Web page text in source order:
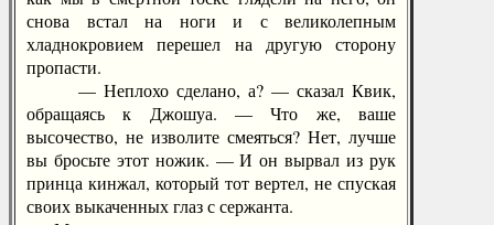
снова встал на ноги и с великолепным
хладнокровием перешел на другую сторону
пропасти.
— Неплохо сделано, а? — сказал Квик,
обращаясь к Джошуа. — Что же, ваше
высочество, не изволите смеяться? Нет, лучше
вы бросьте этот ножик. — И он вырвал из рук
принца кинжал, который тот вертел, не спуская
своих выкаченных глаз с сержанта.